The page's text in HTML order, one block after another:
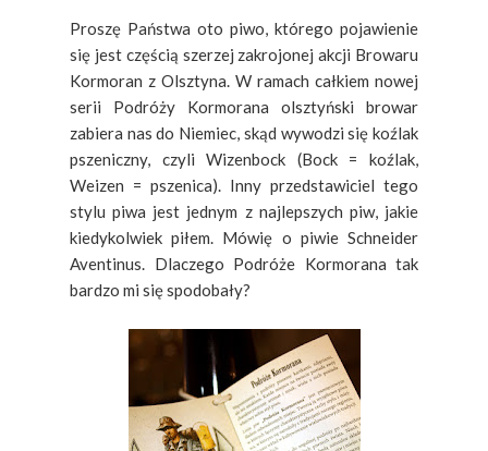
Proszę Państwa oto piwo, którego pojawienie
się jest częścią szerzej zakrojonej akcji Browaru
Kormoran z Olsztyna. W ramach całkiem nowej
serii Podróży Kormorana olsztyński browar
zabiera nas do Niemiec, skąd wywodzi się koźlak
pszeniczny, czyli Wizenbock (Bock = koźlak,
Weizen = pszenica). Inny przedstawiciel tego
stylu piwa jest jednym z najlepszych piw, jakie
kiedykolwiek piłem. Mówię o piwie Schneider
Aventinus. Dlaczego Podróże Kormorana tak
bardzo mi się spodobały?